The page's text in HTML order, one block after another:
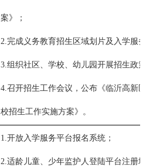
案》；
2.完成义务教育招生区域划片及入学服
3.组织社区、学校、幼儿园开展招生政
4.召开招生工作会议，公布《临沂高新
校招生工作实施方案》。
1.开放入学服务平台报名系统；
2.适龄儿童、少年监护人登陆平台注册